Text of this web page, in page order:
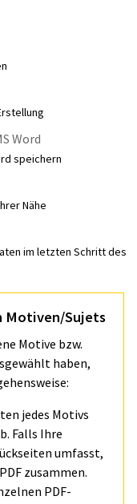
Word
speichern
Nähe
im letzten Schritt des
Motiven/Sujets
Motive bzw.
haben,
jedes Motivs
Falls Ihre
umfasst,
zusammen.
PDF-